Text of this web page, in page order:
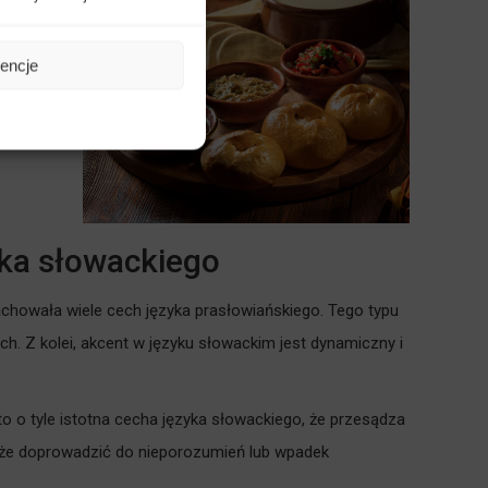
słowackiego
wiele cech języka prasłowiańskiego. Tego typu
Z kolei, akcent w języku słowackim jest dynamiczny i
o tyle istotna cecha języka słowackiego, że przesądza
doprowadzić do nieporozumień lub wpadek